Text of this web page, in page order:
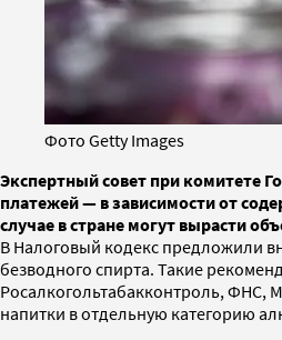
Фото Getty Images
Экспертный совет при комитете
платежей — в зависимости от
случае в стране могут вырасти
В Налоговый кодекс предложили
безводного спирта. Такие
Росалкогольтабакконтроль, ФНС,
напитки в отдельную категорию